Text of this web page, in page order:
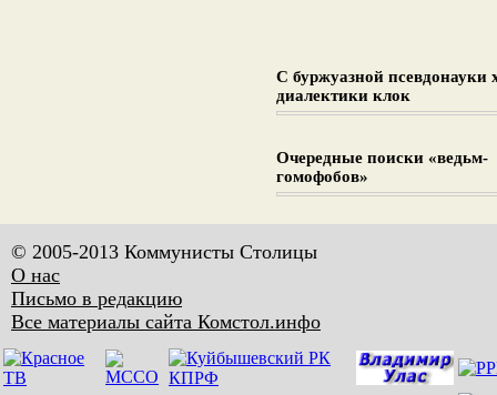
С буржуазной псевдонауки
диалектики клок
Очередные поиски «ведьм-
гомофобов»
© 2005-2013 Коммунисты Столицы
О нас
Письмо в редакцию
Все материалы сайта Комстол.инфо